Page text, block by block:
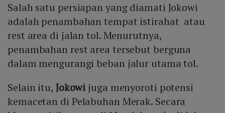
Salah satu persiapan yang diamati Jokowi
adalah penambahan tempat istirahat atau
rest area di jalan tol. Menurutnya,
penambahan rest area tersebut berguna
dalam mengurangi beban jalur utama tol.
Selain itu, Jokowi juga menyoroti potensi
kemacetan di Pelabuhan Merak. Secara